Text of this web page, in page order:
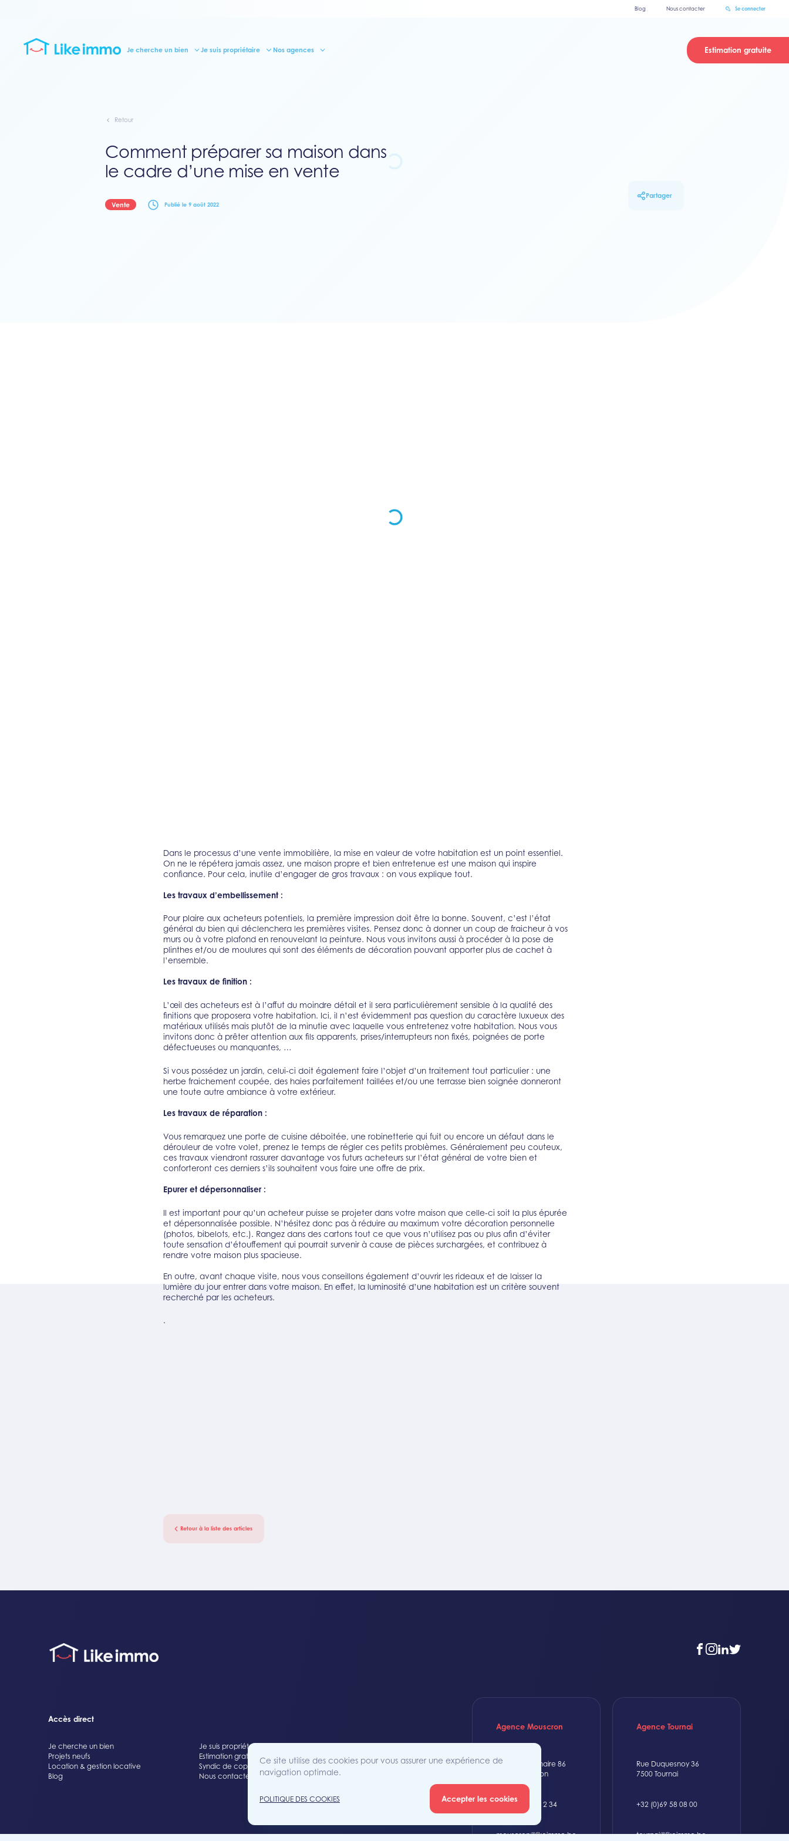
Blog Nous contacter Se connecter
Je cherche un bien Je suis propriétaire Nos agences Estimation gratuite
Retour
Comment préparer sa maison dans
le cadre d’une mise en vente
Vente Publié le 9 août 2022
Partager
Dans le processus d’une vente immobilière, la mise en valeur de votre habitation est un point essentiel.
On ne le répétera jamais assez, une maison propre et bien entretenue est une maison qui inspire
confiance. Pour cela, inutile d’engager de gros travaux : on vous explique tout.
Les travaux d’embellissement :
Pour plaire aux acheteurs potentiels, la première impression doit être la bonne. Souvent, c’est l’état
général du bien qui déclenchera les premières visites. Pensez donc à donner un coup de fraicheur à vos
murs ou à votre plafond en renouvelant la peinture. Nous vous invitons aussi à procéder à la pose de
plinthes et/ou de moulures qui sont des éléments de décoration pouvant apporter plus de cachet à
l’ensemble.
Les travaux de finition :
L’œil des acheteurs est à l’affut du moindre détail et il sera particulièrement sensible à la qualité des
finitions que proposera votre habitation. Ici, il n’est évidemment pas question du caractère luxueux des
matériaux utilisés mais plutôt de la minutie avec laquelle vous entretenez votre habitation. Nous vous
invitons donc à prêter attention aux fils apparents, prises/interrupteurs non fixés, poignées de porte
défectueuses ou manquantes, …
Si vous possédez un jardin, celui-ci doit également faire l’objet d’un traitement tout particulier : une
herbe fraichement coupée, des haies parfaitement taillées et/ou une terrasse bien soignée donneront
une toute autre ambiance à votre extérieur.
Les travaux de réparation :
Vous remarquez une porte de cuisine déboitée, une robinetterie qui fuit ou encore un défaut dans le
dérouleur de votre volet, prenez le temps de régler ces petits problèmes. Généralement peu couteux,
ces travaux viendront rassurer davantage vos futurs acheteurs sur l’état général de votre bien et
conforteront ces derniers s’ils souhaitent vous faire une offre de prix.
Epurer et dépersonnaliser :
Il est important pour qu’un acheteur puisse se projeter dans votre maison que celle-ci soit la plus épurée
et dépersonnalisée possible. N’hésitez donc pas à réduire au maximum votre décoration personnelle
(photos, bibelots, etc.). Rangez dans des cartons tout ce que vous n’utilisez pas ou plus afin d’éviter
toute sensation d’étouffement qui pourrait survenir à cause de pièces surchargées, et contribuez à
rendre votre maison plus spacieuse.
En outre, avant chaque visite, nous vous conseillons également d’ouvrir les rideaux et de laisser la
lumière du jour entrer dans votre maison. En effet, la luminosité d’une habitation est un critère souvent
recherché par les acheteurs.
.
Retour à la liste des articles
facebook
instagram
linkedin
twitter
Accès direct
Je cherche un bien
Je suis propriétaire
Projets neufs
Estimation gratuite
Location & gestion locative
Syndic de copropriété
Blog
Nous contacter
Agence Mouscron
Rue Saint-Achaire 86
7700 Mouscron
+32 (0)56 56 12 34
mouscron@likeimmo.be
Agence Tournai
Rue Duquesnoy 36
7500 Tournai
+32 (0)69 58 08 00
tournai@likeimmo.be
Ce site utilise des cookies pour vous assurer une expérience de
navigation optimale.
POLITIQUE DES COOKIES Accepter les cookies